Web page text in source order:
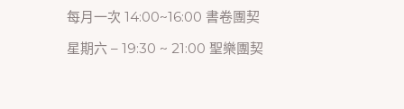
每月一次 14:00~16:00 書卷團契
星期六 – 19:30 ~ 21:00 聖樂團契